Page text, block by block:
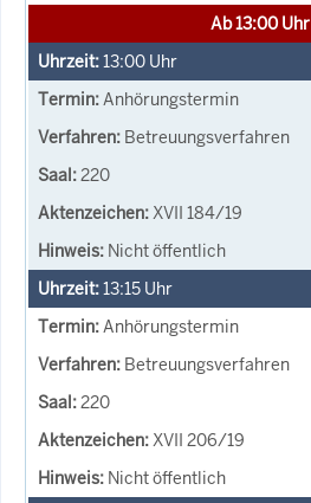
Ab 13:00 Uhr
13:00 Uhr
Anhörungstermin
Betreuungsverfahren
220
XVII 184/19
Nicht öffentlich
13:15 Uhr
Anhörungstermin
Betreuungsverfahren
220
XVII 206/19
Nicht öffentlich